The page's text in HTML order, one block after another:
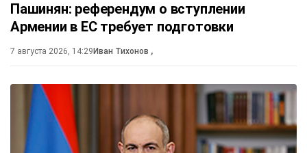
Пашинян: референдум о вступлении
Армении в ЕС требует подготовки
7 августа 2026, 14:29 Иван Тихонов ,